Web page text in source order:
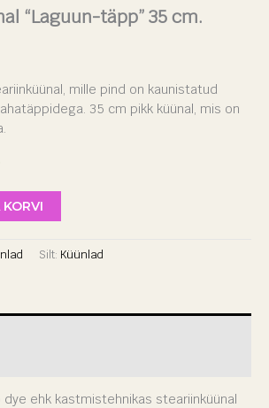
“Laguun-täpp” 35 cm.
mille pind on kaunistatud
35 cm pikk küünal, mis on
KORVI
Silt: Küünlad
dye ehk kastmistehnikas steariinküünal